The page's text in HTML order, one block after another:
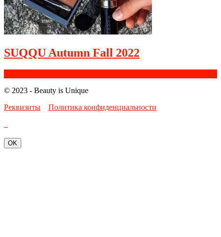
SUQQU Autumn Fall 2022
© 2023 - Beauty is Unique
Реквизиты
Политика конфиденциальности
OK